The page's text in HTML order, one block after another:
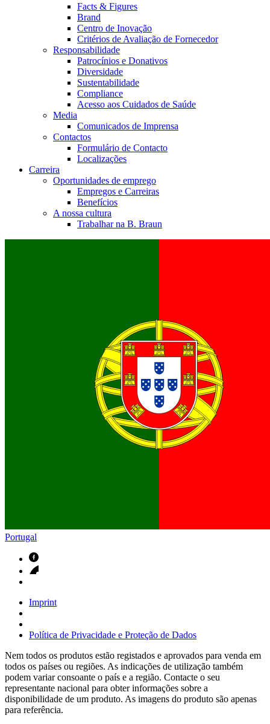
Facts & Figures
Brand
Centro de Inovação
Critérios de Avaliação de Fornecedor
Responsabilidade
Patrocínios e Donativos
Diversidade
Sustentabilidade
Compliance
Acesso aos Cuidados de Saúde
Media
Comunicados de Imprensa
Contactos
Formulário de Contacto
Localizações
Carreira
Oportunidades de emprego
Empregos e Carreiras
Benefícios
A nossa cultura
Trabalhar na B. Braun
Portugal
Imprint
Política de Privacidade e Proteção de Dados
Nem todos os produtos estão registados e aprovados para venda em
todos os países ou regiões. As indicações de utilização também
podem variar consoante o país e a região. Contacte o seu
representante nacional para obter informações sobre a
disponibilidade de um produto. As imagens do produto são apenas
para referência.